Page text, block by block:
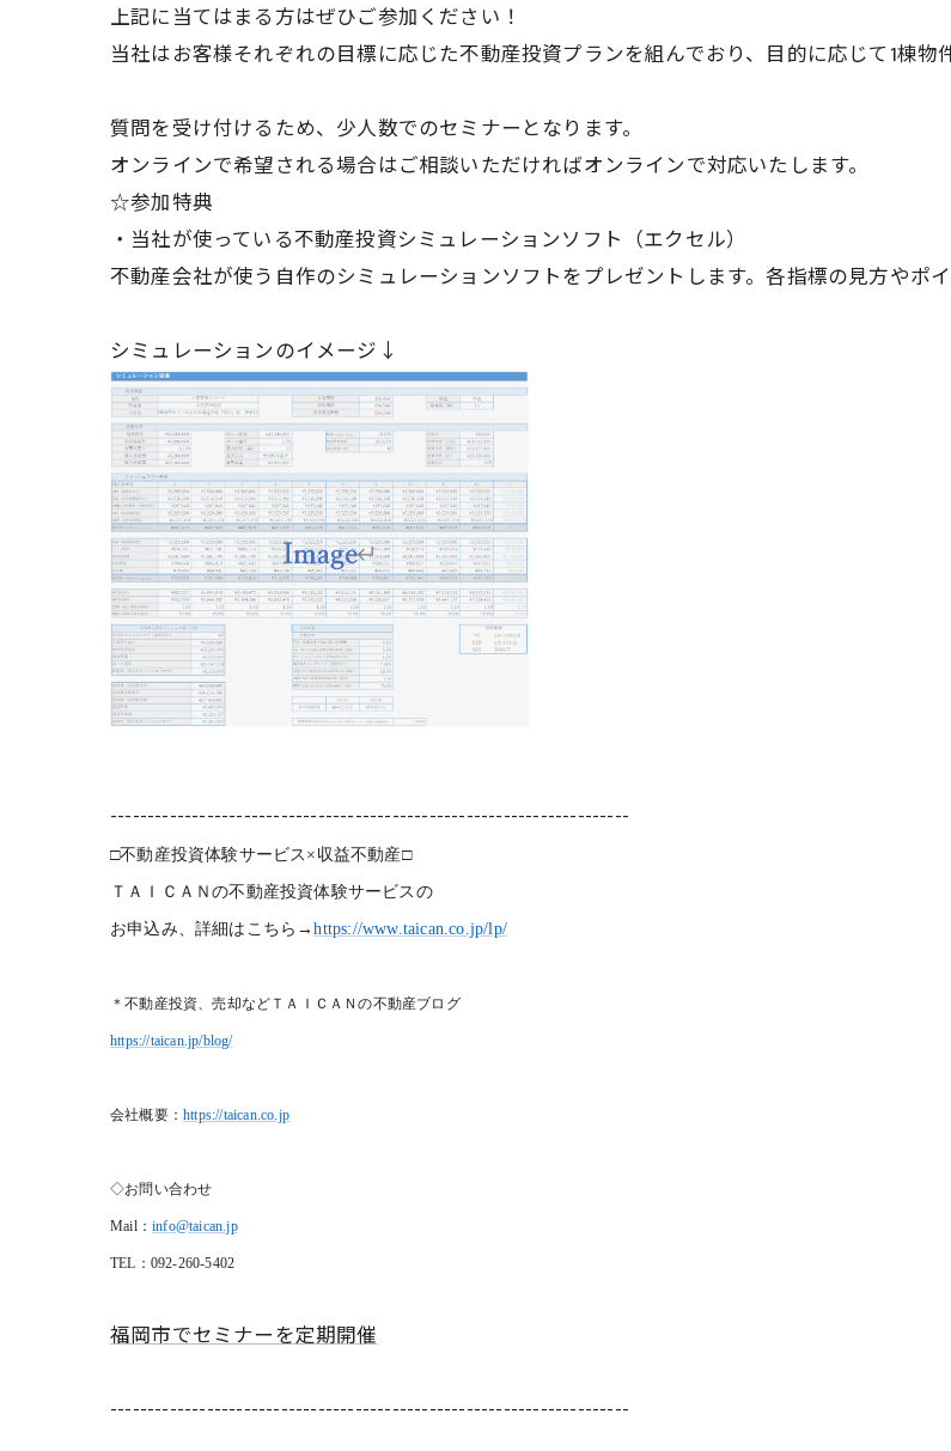
上記に当てはまる方はぜひご参加ください！
当社はお客様それぞれの目標に応じた不動産投資プランを組んでおり、目的に応じて1棟物
質問を受け付けるため、少人数でのセミナーとなります。
オンラインで希望される場合はご相談いただければオンラインで対応いたします。
☆参加特典
・当社が使っている不動産投資シミュレーションソフト（エクセル）
不動産会社が使う自作のシミュレーションソフトをプレゼントします。各指標の見方やポ
シミュレーションのイメージ↓
----------------------------------------------------------------------
□不動産投資体験サービス×収益不動産□
ＴＡＩＣＡＮの不動産投資体験サービスの
お申込み、詳細はこちら→https://www.taican.co.jp/lp/
＊不動産投資、売却などＴＡＩＣＡＮの不動産ブログ
https://taican.jp/blog/
会社概要： https://taican.co.jp
◇お問い合わせ
Mail：info@taican.jp
TEL ：092-260-5402
福岡市でセミナーを定期開催
----------------------------------------------------------------------